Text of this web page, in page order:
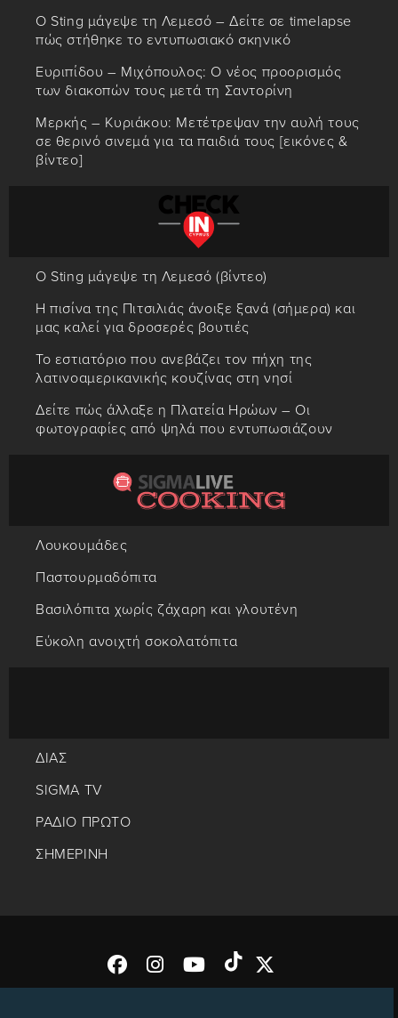
Ο Sting μάγεψε τη Λεμεσό – Δείτε σε timelapse
πώς στήθηκε το εντυπωσιακό σκηνικό
Ευριπίδου – Μιχόπουλος: Ο νέος προορισμός
των διακοπών τους μετά τη Σαντορίνη
Μερκής – Κυριάκου: Μετέτρεψαν την αυλή τους
σε θερινό σινεμά για τα παιδιά τους [εικόνες &
βίντεο]
Ο Sting μάγεψε τη Λεμεσό (βίντεο)
Η πισίνα της Πιτσιλιάς άνοιξε ξανά (σήμερα) και
μας καλεί για δροσερές βουτιές
Το εστιατόριο που ανεβάζει τον πήχη της
λατινοαμερικανικής κουζίνας στη νησί
Δείτε πώς άλλαξε η Πλατεία Ηρώων – Οι
φωτογραφίες από ψηλά που εντυπωσιάζουν
Λουκουμάδες
Παστουρμαδόπιτα
Βασιλόπιτα χωρίς ζάχαρη και γλουτένη
Εύκολη ανοιχτή σοκολατόπιτα
ΔΙΑΣ
SIGMA TV
ΡΑΔΙΟ ΠΡΩΤΟ
ΣΗΜΕΡΙΝΗ